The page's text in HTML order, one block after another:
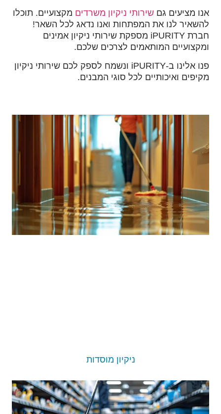
אנו מציעים גם שירותי ניקיון משרדים מקצועיים. תוכלו
להשאיר לנו את המפתחות ואנו נדאג לכל השאר!
חברת iPURITY מספקת שירותי ניקיון אמינים
ומקצועיים המותאמים לצרכים שלכם.
פנו אלינו ב-iPURITY ונשמח לספק לכם שירותי ניקיון
מקיפים ואיכותיים לכל סוגי המבנים.
ניקיון מוסדות